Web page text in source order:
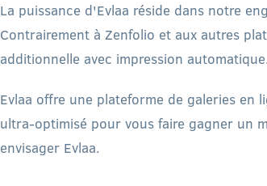
La puissance d'Evlaa réside dans notre
Contrairement à Zenfolio et aux autres
additionnelle avec impression
Evlaa offre une plateforme de galeries
ultra-optimisé pour vous faire gagner un
envisager Evlaa.